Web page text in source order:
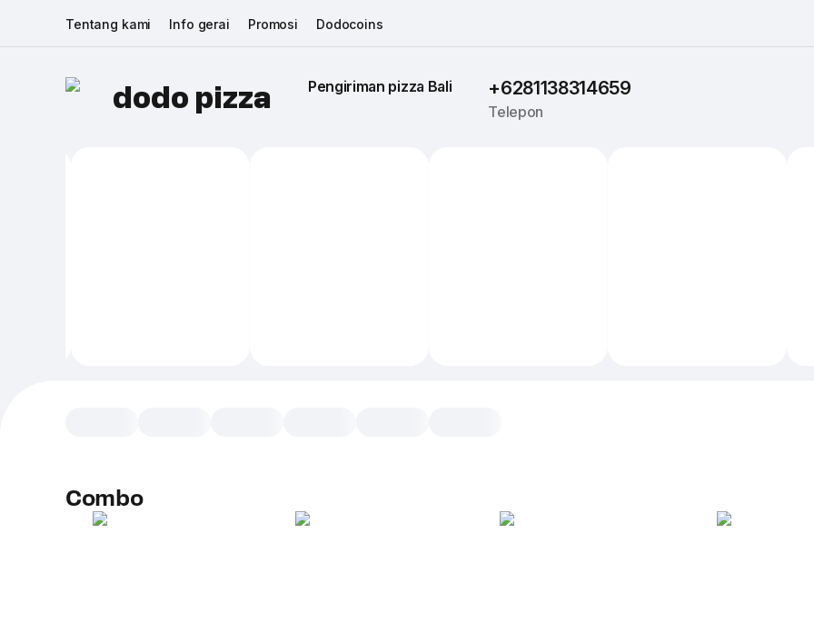
Tentang kami Info gerai Promosi Dodocoins
dodo pizza Pengiriman pizza Bali +6281138314659
Telepon
Combo